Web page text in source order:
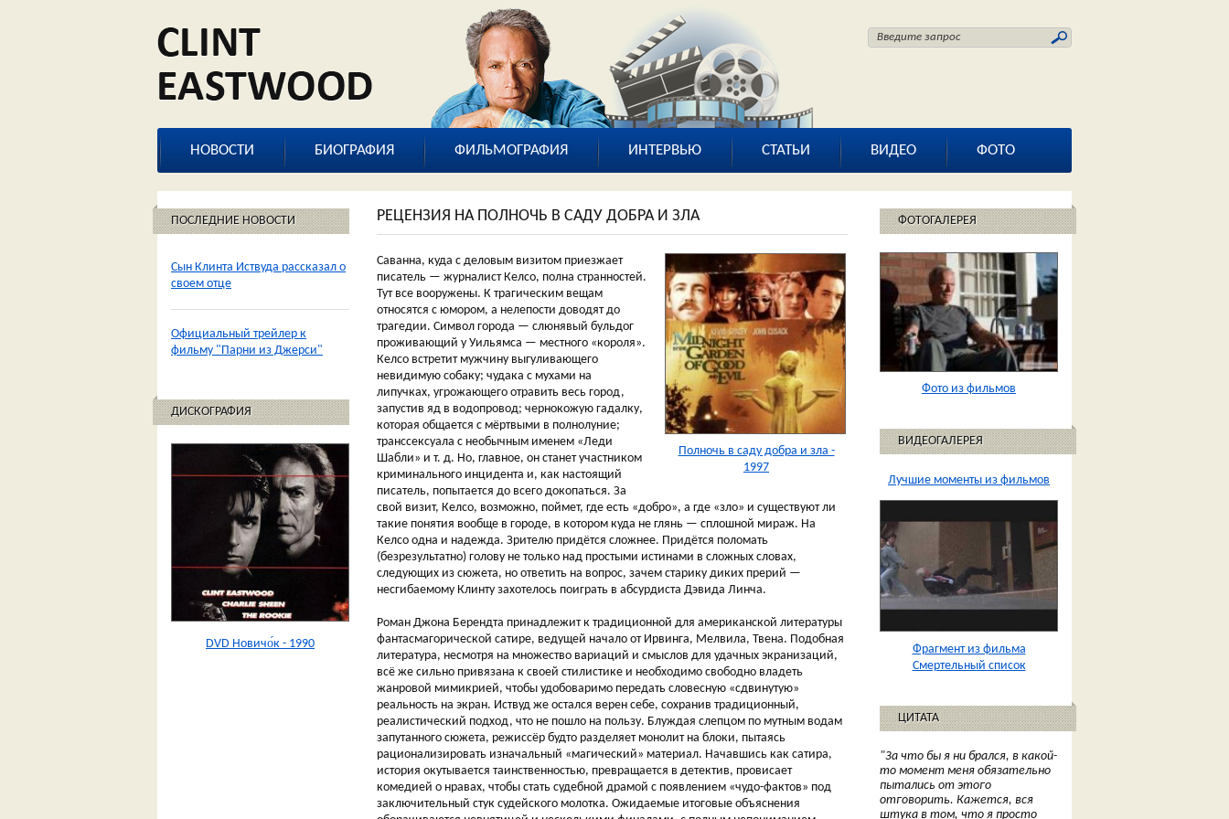
НОВОСТИ БИОГРАФИЯ ФИЛЬМОГРАФИЯ ИНТЕРВЬЮ СТАТЬИ ВИДЕО ФОТО
ПОСЛЕДНИЕ НОВОСТИ
Сын Клинта Иствуда рассказал о
своем отце
Официальный трейлер к
фильму "Парни из Джерси"
ДИСКОГРАФИЯ
DVD Новичо́к - 1990
РЕЦЕНЗИЯ НА ПОЛНОЧЬ В САДУ ДОБРА И ЗЛА
Полночь в саду добра и зла -
1997
Саванна, куда с деловым визитом приезжает
писатель — журналист Келсо, полна странностей.
Тут все вооружены. К трагическим вещам
относятся с юмором, а нелепости доводят до
трагедии. Символ города — слюнявый бульдог
проживающий у Уильямса — местного «короля».
Келсо встретит мужчину выгуливающего
невидимую собаку; чудака с мухами на
липучках, угрожающего отравить весь город,
запустив яд в водопровод; чернокожую гадалку,
которая общается с мёртвыми в полнолуние;
транссексуала с необычным именем «Леди
Шабли» и т. д. Но, главное, он станет участником
криминального инцидента и, как настоящий
писатель, попытается до всего докопаться. За
свой визит, Келсо, возможно, поймет, где есть «добро», а где «зло» и существуют ли
такие понятия вообще в городе, в котором куда не глянь — сплошной мираж. На
Келсо одна и надежда. Зрителю придётся сложнее. Придётся поломать
(безрезультатно) голову не только над простыми истинами в сложных словах,
следующих из сюжета, но ответить на вопрос, зачем старику диких прерий —
несгибаемому Клинту захотелось поиграть в абсурдиста Дэвида Линча.
Роман Джона Берендта принадлежит к традиционной для американской литературы
фантасмагорической сатире, ведущей начало от Ирвинга, Мелвила, Твена. Подобная
литература, несмотря на множество вариаций и смыслов для удачных экранизаций,
всё же сильно привязана к своей стилистике и необходимо свободно владеть
жанровой мимикрией, чтобы удобоваримо передать словесную «сдвинутую»
реальность на экран. Иствуд же остался верен себе, сохранив традиционный,
реалистический подход, что не пошло на пользу. Блуждая слепцом по мутным водам
запутанного сюжета, режиссёр будто разделяет монолит на блоки, пытаясь
рационализировать изначальный «магический» материал. Начавшись как сатира,
история окутывается таинственностью, превращается в детектив, провисает
комедией о нравах, чтобы стать судебной драмой с появлением «чудо-фактов» под
заключительный стук судейского молотка. Ожидаемые итоговые объяснения
ФОТОГАЛЕРЕЯ
Фото из фильмов
ВИДЕОГАЛЕРЕЯ
Лучшие моменты из фильмов
Фрагмент из фильма
Смертельный список
ЦИТАТА
"За что бы я ни брался, в какой-
то момент меня обязательно
пытались от этого
отговорить. Кажется, вся
штука в том, что я просто